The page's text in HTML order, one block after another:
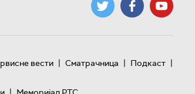
вести | Сматрачница | Подкаст |